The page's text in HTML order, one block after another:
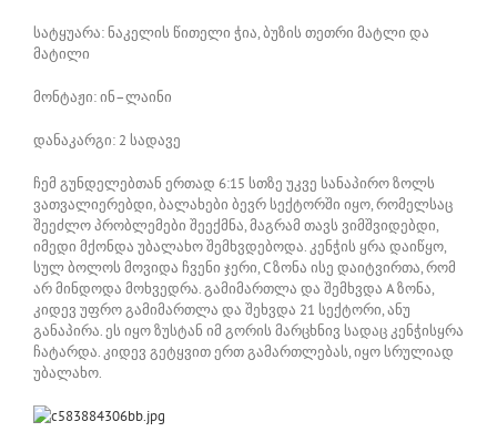
სატყუარა: ნაკელის წითელი ჭია, ბუზის თეთრი მატლი და
მატილი
მონტაჟი: ინ–ლაინი
დანაკარგი: 2 სადავე
ჩემ გუნდელებთან ერთად 6:15 სთზე უკვე სანაპირო ზოლს
ვათვალიერებდი, ბალახები ბევრ სექტორში იყო, რომელსაც
შეეძლო პრობლემები შეექმნა, მაგრამ თავს ვიმშვიდებდი,
იმედი მქონდა უბალახო შემხვდებოდა. კენჭის ყრა დაიწყო,
სულ ბოლოს მოვიდა ჩვენი ჯერი, C ზონა ისე დაიტვირთა, რომ
არ მინდოდა მოხვედრა. გამიმართლა და შემხვდა A ზონა,
კიდევ უფრო გამიმართლა და შეხვდა 21 სექტორი, ანუ
განაპირა. ეს იყო ზუსტან იმ გორის მარცხნივ სადაც კენჭისყრა
ჩატარდა. კიდევ გეტყვით ერთ გამართლებას, იყო სრულიად
უბალახო.